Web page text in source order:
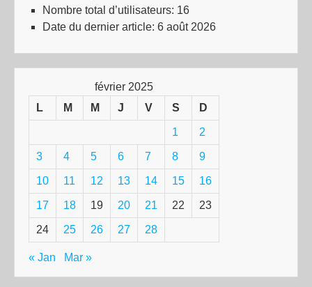
Nombre total d’utilisateurs: 16
Date du dernier article: 6 août 2026
février 2025
L
M M J V S D
1 2
3 4 5 6 7 8 9
10 11 12 13 14 15 16
17 18 19 20 21 22 23
24 25 26 27 28
« Jan Mar »